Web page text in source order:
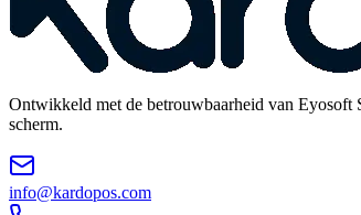
Ontwikkeld met de betrouwbaarheid van Eyosoft
scherm.
info@kardopos.com